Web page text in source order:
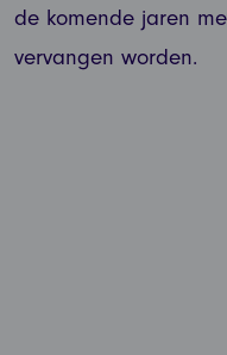
de komende jaren
vervangen worden.